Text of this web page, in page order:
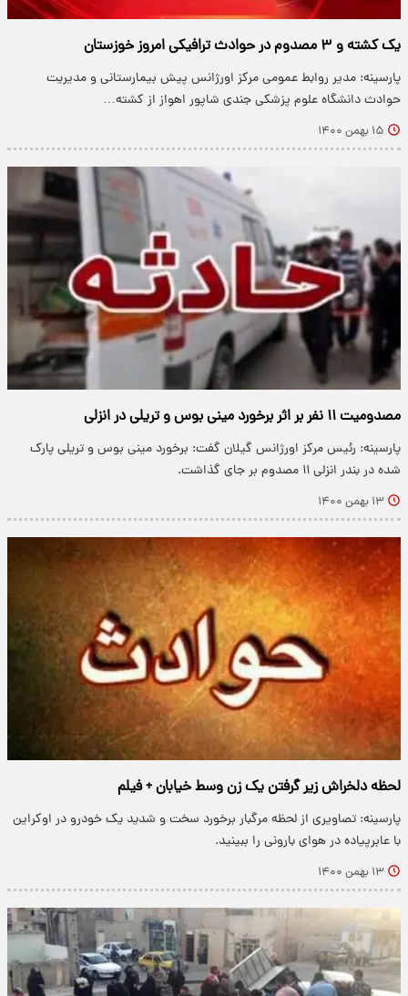
یک کشته و ۳ مصدوم در حوادث ترافیکی امروز خوزستان
پارسینه: مدیر روابط عمومی مرکز اورژانس پیش بیمارستانی و مدیریت
حوادث دانشگاه علوم پزشکی جندی شاپور اهواز از کشته…
۱۵ بهمن ۱۴۰۰
مصدومیت ۱۱ نفر بر اثر برخورد مینی بوس و تریلی در انزلی
پارسینه: رئیس مرکز اورژانس گیلان گفت: برخورد مینی بوس و تریلی پارک
شده در بندر انزلی ۱۱ مصدوم بر جای گذاشت.
۱۳ بهمن ۱۴۰۰
لحظه دلخراش زیر گرفتن یک زن وسط خیابان + فیلم
پارسینه: تصاویری از لحظه مرگبار برخورد سخت و شدید یک خودرو در اوکراین
با عابرپیاده در هوای بارونی را ببینید.
۱۳ بهمن ۱۴۰۰